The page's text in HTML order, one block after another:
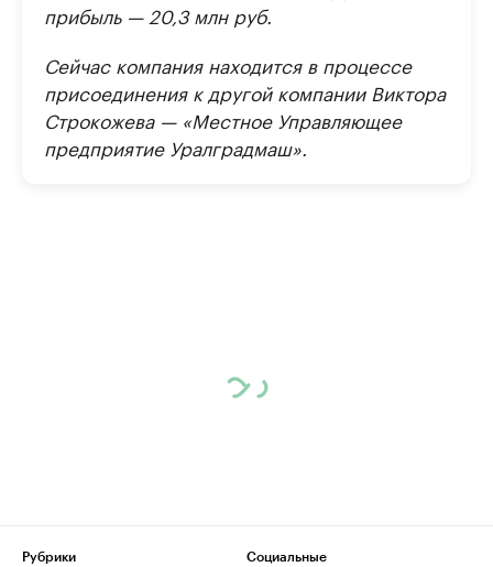
прибыль — 20,3 млн руб.
Сейчас компания находится в процессе
присоединения к другой компании Виктора
Строкожева — «Местное Управляющее
предприятие Уралградмаш».
Рубрики
Социальные